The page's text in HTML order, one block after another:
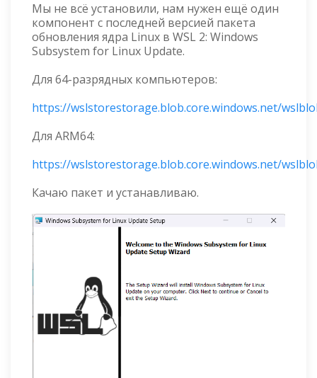
Мы не всё установили, нам нужен ещё один
компонент с последней версией пакета
обновления ядра Linux в WSL 2: Windows
Subsystem for Linux Update.
Для 64-разрядных компьютеров:
https://wslstorestorage.blob.core.windows.net/
Для ARM64:
https://wslstorestorage.blob.core.windows.net/
Качаю пакет и устанавливаю.